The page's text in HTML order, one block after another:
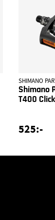
SHIMANO
Shimano
T400
525:-